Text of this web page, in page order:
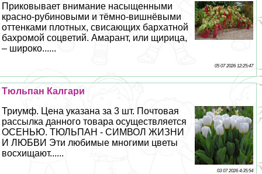
Приковывает внимание насыщенными
красно-рубиновыми и тёмно-вишнёвыми
оттенками плотных, свисающих бархатной
бахромой соцветий. Амарант, или щирица,
– широко......
05 07 2026 12:25:47
Тюльпан Калгари
Триумф. Цена указана за 3 шт. Почтовая
рассылка данного товара осуществляется
ОСЕНЬЮ. ТЮЛЬПАН - СИМВОЛ ЖИЗНИ
И ЛЮБВИ Эти любимые многими цветы
восхищают......
03 07 2026 4:35:54